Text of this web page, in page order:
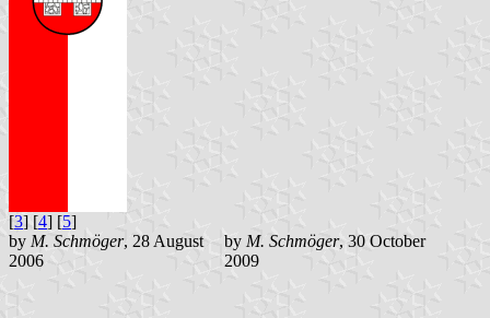
[3] [4] [5]
by M. Schmöger, 28 August
2006
by M. Schmöger, 30 October
2009